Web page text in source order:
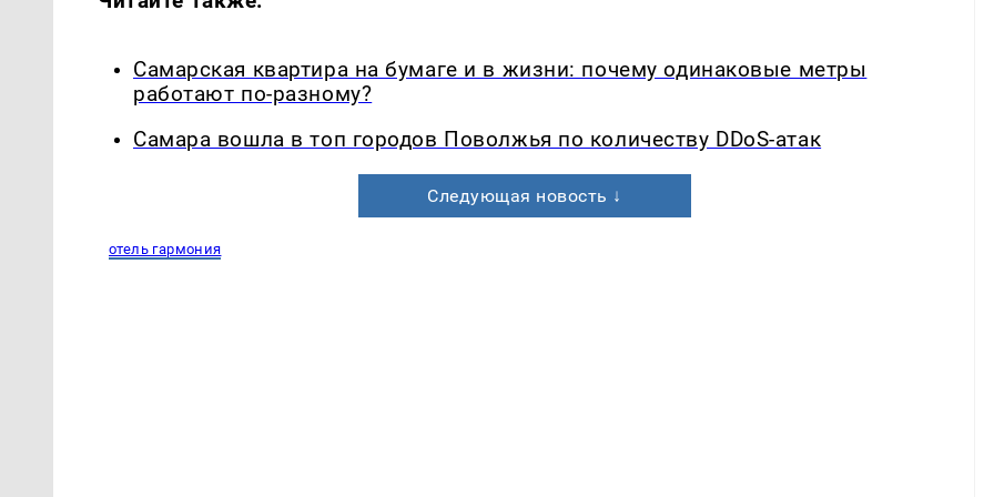
Самарская квартира на бумаге и в жизни: почему одинаковые метры
работают по-разному?
Самара вошла в топ городов Поволжья по количеству DDoS-атак
Следующая новость ↓
отель гармония